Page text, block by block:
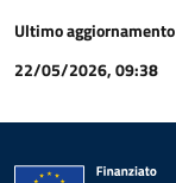
Ultimo aggiornamento
22/05/2026, 09:38